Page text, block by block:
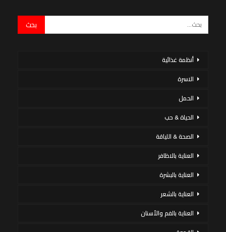
أنظمة غذائية
الاسرة
الحمل
الحياة & حب
الصحة & اللياقة
العناية بالاظافر
العناية بالبشرة
العناية بالشعر
العناية بالفم والأسنان